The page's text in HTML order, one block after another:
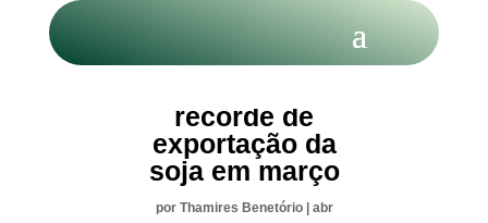
recorde de
exportação da
soja em março
por Thamires Benetório| abr